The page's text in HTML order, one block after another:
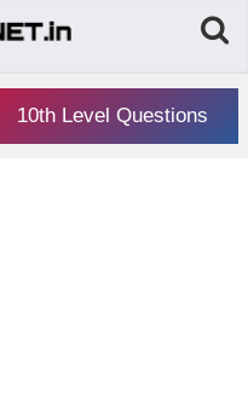
10th Level Questions